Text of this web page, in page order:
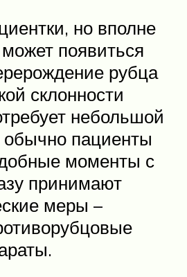
но вполне
появиться
рубца
склонности
небольшой
обычно пациенты
моменты с
принимают
меры –